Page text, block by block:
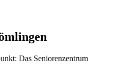
Das Seniorenzentrum